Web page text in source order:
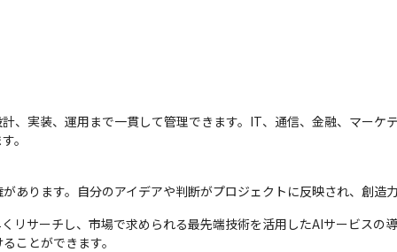
、実装、運用まで一貫して管理できます。IT、通信、金融、マーケ
。
あります。自分のアイデアや判断がプロジェクトに反映され、創造
リサーチし、市場で求められる最先端技術を活用したAIサービスの
ことができます。